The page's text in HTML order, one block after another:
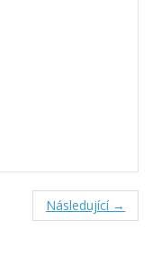
Následující →